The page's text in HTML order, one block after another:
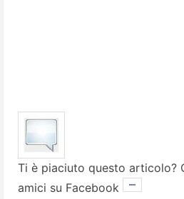
Ti è piaciuto questo articolo?
amici su Facebook